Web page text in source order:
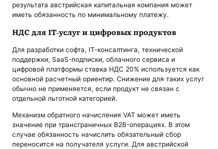
результата австрийская капитальная компания может
иметь обязанность по минимальному платежу.
НДС для IT-услуг и цифровых продуктов
Для разработки софта, IT-консалтинга, технической
поддержки, SaaS-подписки, облачного сервиса и
цифровой платформы ставка НДС 20% используется как
основной расчетный ориентир. Снижение для таких услуг
обычно не применяется, если продукт не связан с
отдельной льготной категорией.
Механизм обратного начисления VAT может иметь
значение при трансграничных B2B-операциях. В этом
случае обязанность начислить обязательный сбор
переносится на получателя услуги. Для австрийской